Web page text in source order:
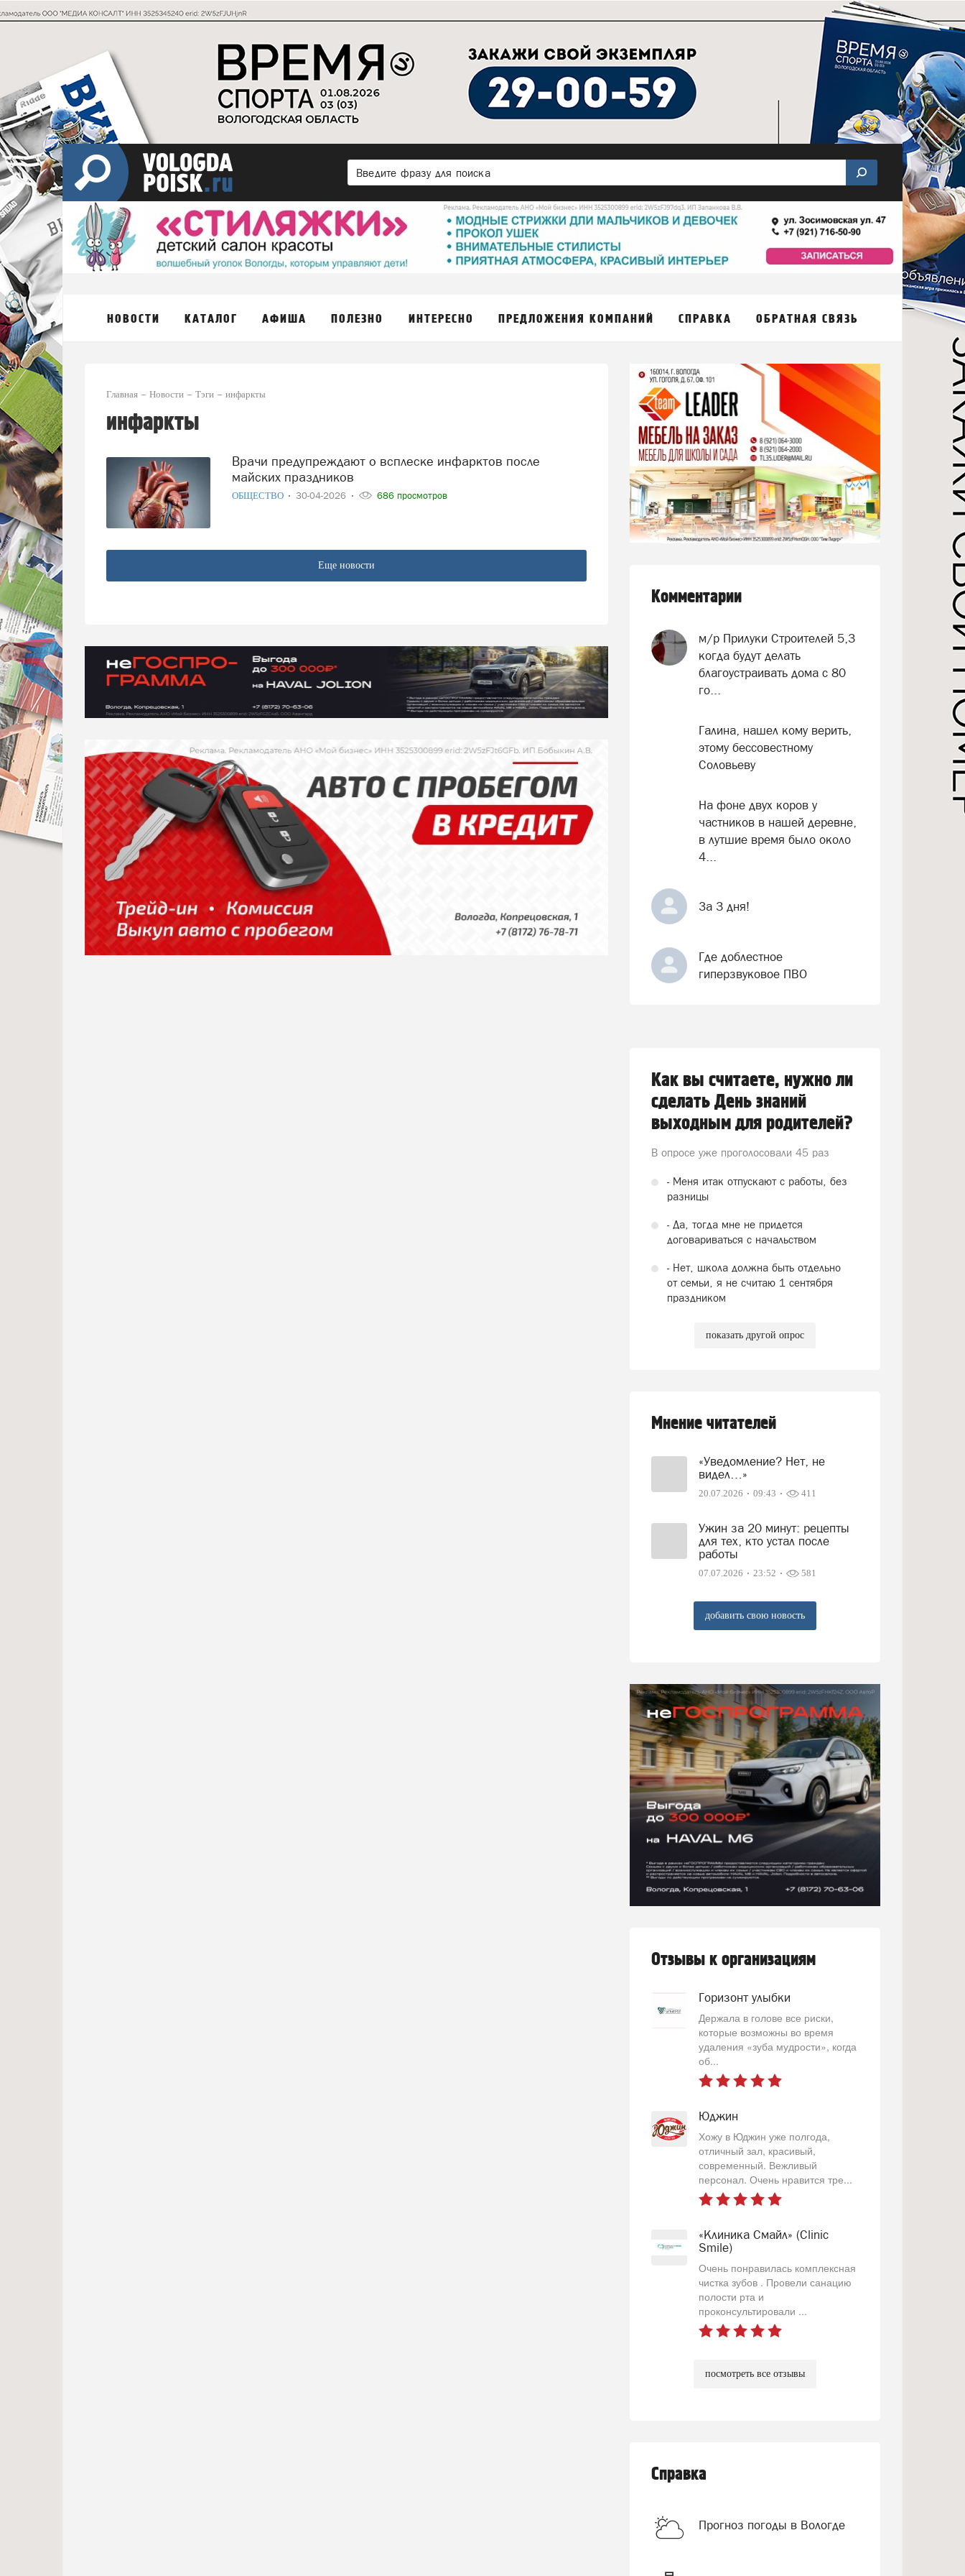
НОВОСТИ КАТАЛОГ АФИША ПОЛЕЗНО ИНТЕРЕСНО ПРЕДЛОЖЕНИЯ КОМПАНИЙ СПРАВКА ОБРАТНАЯ СВЯЗЬ
Главная Новости Тэги инфаркты
инфаркты
Врачи предупреждают о всплеске инфарктов после
майских праздников
ОБЩЕСТВО 30-04-2026 686 просмотров
Еще новости
Комментарии
м/р Прилуки Строителей 5,3
когда будут делать
благоустраивать дома с 80
го...
Галина, нашел кому верить,
этому бессовестному
Соловьеву
На фоне двух коров у
частников в нашей деревне,
в лутшие время было около
4...
За 3 дня!
Где доблестное
гиперзвуковое ПВО
Как вы считаете, нужно ли
сделать День знаний
выходным для родителей?
В опросе уже проголосовали 45 раз
- Меня итак отпускают с работы, без
разницы
- Да, тогда мне не придется
договариваться с начальством
- Нет, школа должна быть отдельно
от семьи, я не считаю 1 сентября
праздником
показать другой опрос
Мнение читателей
«Уведомление? Нет, не
видел…»
20.07.2026 09:43 411
Ужин за 20 минут: рецепты
для тех, кто устал после
работы
07.07.2026 23:52 581
добавить свою новость
Отзывы к организациям
Горизонт улыбки
Держала в голове все риски,
которые возможны во время
удаления «зуба мудрости», когда
об...
Юджин
Хожу в Юджин уже полгода,
отличный зал, красивый,
современный. Вежливый
персонал. Очень нравится тре...
«Клиника Смайл» (Clinic
Smile)
Очень понравилась комплексная
чистка зубов . Провели санацию
полости рта и
проконсультировали ...
посмотреть все отзывы
Справка
Прогноз погоды в Вологде